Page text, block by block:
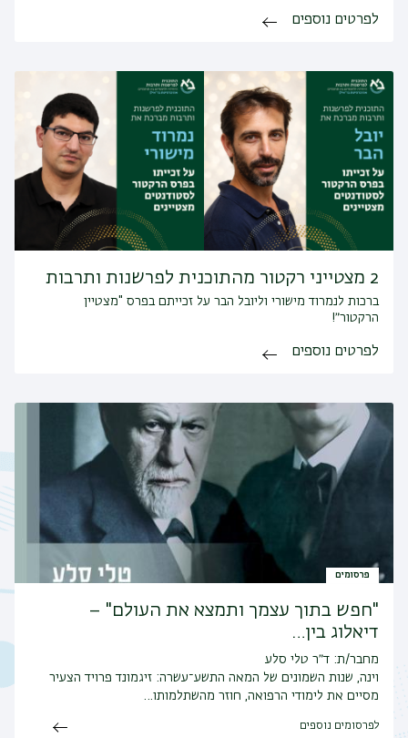
לפרטים נוספים
2 מצטייני רקטור מהתוכנית לפרשנות ותרבות
ברכות לנמרוד מישורי וליובל הבר על זכייתם בפרס "מצטיין
הרקטור״!
לפרטים נוספים
פרסומים
"חפש בתוך עצמך ותמצא את העולם" –
דיאלוג בין…
מחבר/ת: ד״ר טלי סלע
וינה, שנות השמונים של המאה התשע־עשרה: זיגמונד פרויד הצעיר
מסיים את לימודי הרפואה, חוזר מהשתלמותו…
לפרסומים נוספים